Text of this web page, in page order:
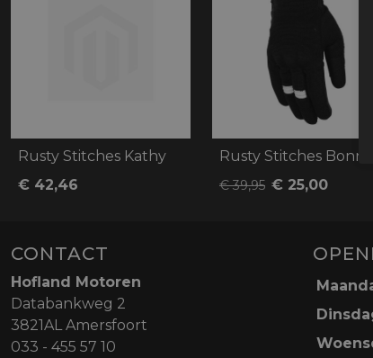
Rusty Stitches Kathy
€ 42,46
€ 39,95 € 25,00
CONTACT
Hofland Motoren
Databankweg 2
3821AL Amersfoort
033 - 455 57 10